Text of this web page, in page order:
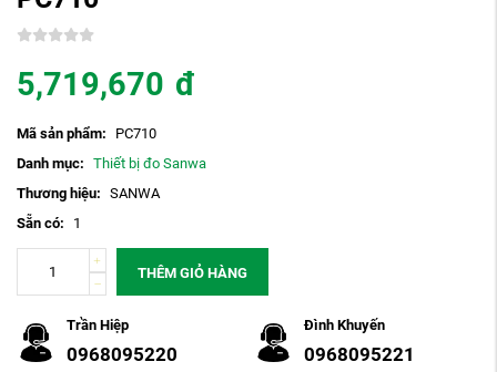
5,719,670 đ
Mã sản phẩm:
PC710
Danh mục: Thiết bị đo Sanwa
Thương hiệu: SANWA
Sẵn có:
1
THÊM GIỎ HÀNG
Trần Hiệp
0968095220
Đình Khuyến
0968095221